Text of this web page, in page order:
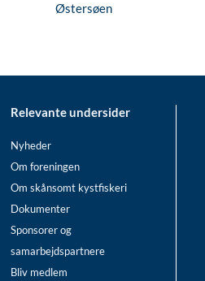
Østersøen
Relevante undersider
Nyheder
Om foreningen
Om skånsomt kystfiskeri
Dokumenter
Sponsorer og
samarbejdspartnere
Bliv medlem